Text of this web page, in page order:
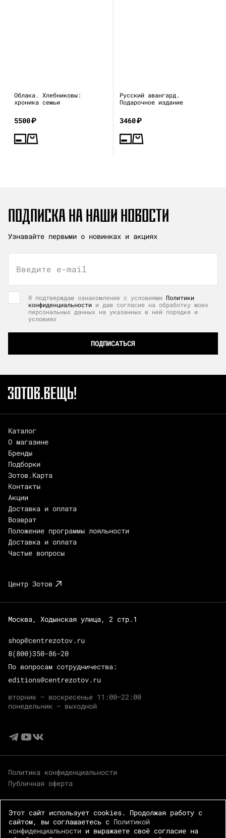
Облака. Хлебниковы:
хроника семьи
5500₽
Русский авангард.
Подарочное издание
3460₽
ПОДПИСКА НА НАШИ НОВОСТИ
Узнавайте первыми о новинках и акциях
Введите e-mail
Я подтверждаю ознакомление с условиями Политики
конфиденциальности и даю согласие на обработку моих
персональных данных на указанных в ней порядке и
условиях
ПОДПИСАТЬСЯ
Каталог
О магазине
Бренды
Подборки
Зотов.Карта
Контакты
Акции
Доставка и оплата
Возврат
Положение программы лояльности
Доставка и оплата
Частые вопросы
Центр Зотов
Москва, Ходынская улица, 2 стр.1
shop@centrezotov.ru
8(800)350-86-20
По вопросам сотрудничества:
editions@centrezotov.ru
вторник — воскресенье 11:00–22:00
понедельник — выходной
Политика конфиденциальности
Публичная оферта
Этот сайт использует cookies. Продолжая работу с
сайтом, вы соглашаетесь с Политикой
конфиденциальности и выражаете своё согласие на